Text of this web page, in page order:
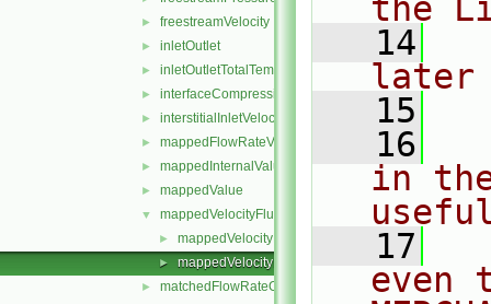
► freestreamVelocity
► inletOutlet
► inletOutletTotalTemperature
► interfaceCompression
► interstitialInletVelocity
► mappedFlowRateVelocity
► mappedInternalValue
► mappedValue
▼ mappedVelocityFlux
► mappedVelocityFluxFvPatchField.C
► mappedVelocityFluxFvPatchField.H
► matchedFlowRateOutletVelocity
the
   14
later
   15
   16
in
   17
even